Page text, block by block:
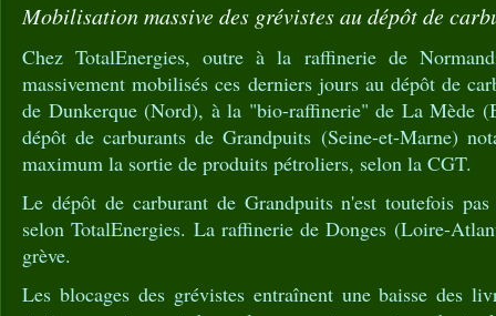
Mobilisation massive des grévistes au dépôt de
Chez TotalEnergies, outre à la raffinerie de
massivement mobilisés ces derniers jours au dépôt de
de Dunkerque (Nord), à la "bio-raffinerie" de La Mède
dépôt de carburants de Grandpuits (Seine-et-Marne)
maximum la sortie de produits pétroliers, selon la CGT.
Le dépôt de carburant de Grandpuits n'est toutefois
selon TotalEnergies. La raffinerie de Donges (Loire-
grève.
Les blocages des grévistes entraînent une baisse des